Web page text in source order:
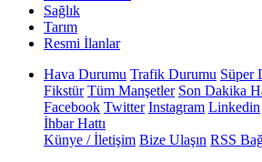
Sağlık
Tarım
Resmi İlanlar
Hava Durumu Trafik Durumu Süper
Fikstür Tüm Manşetler Son Dakika
Facebook Twitter Instagram Linkedin
İhbar Hattı
Künye / İletişim Bize Ulaşın RSS